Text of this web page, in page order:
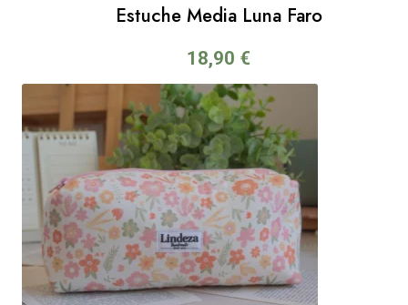
Estuche Media Luna Faro
18,90 €